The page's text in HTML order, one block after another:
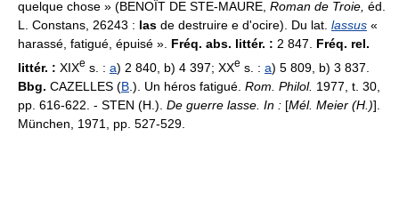
quelque chose » (BENOÎT DE STE-MAURE, Roman de Troie, éd.
L. Constans, 26243 : las de destruire e d'ocire). Du lat. lassus «
harassé, fatigué, épuisé ». Fréq. abs. littér. : 2 847. Fréq. rel.
littér. : XIXe s. : a) 2 840, b) 4 397; XXe s. : a) 5 809, b) 3 837.
Bbg. CAZELLES (B .). Un héros fatigué. Rom. Philol. 1977, t. 30,
pp. 616-622. - STEN (H.). De guerre lasse. In : [Mél. Meier (H.)].
München, 1971, pp. 527-529.